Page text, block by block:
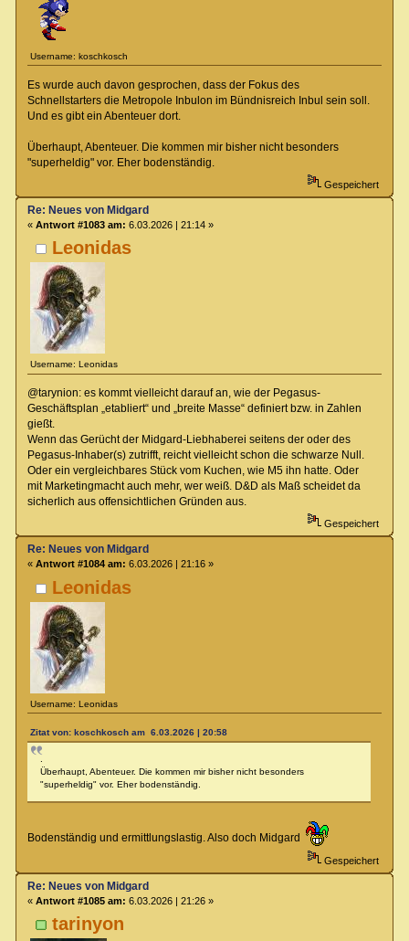
Username: koschkosch
Es wurde auch davon gesprochen, dass der Fokus des
Schnellstarters die Metropole Inbulon im Bündnisreich Inbul sein soll.
Und es gibt ein Abenteuer dort.
Überhaupt, Abenteuer. Die kommen mir bisher nicht besonders
"superheldig" vor. Eher bodenständig.
Gespeichert
Leonidas
Username: Leonidas
Re: Neues von Midgard
« Antwort #1083 am: 6.03.2026 | 21:14 »
@tarynion: es kommt vielleicht darauf an, wie der Pegasus-
Geschäftsplan „etabliert“ und „breite Masse“ definiert bzw. in Zahlen
gießt.
Wenn das Gerücht der Midgard-Liebhaberei seitens der oder des
Pegasus-Inhaber(s) zutrifft, reicht vielleicht schon die schwarze Null.
Oder ein vergleichbares Stück vom Kuchen, wie M5 ihn hatte. Oder
mit Marketingmacht auch mehr, wer weiß. D&D als Maß scheidet da
sicherlich aus offensichtlichen Gründen aus.
Gespeichert
Leonidas
Username: Leonidas
Re: Neues von Midgard
« Antwort #1084 am: 6.03.2026 | 21:16 »
Zitat von: koschkosch am 6.03.2026 | 20:58
.
Überhaupt, Abenteuer. Die kommen mir bisher nicht besonders
"superheldig" vor. Eher bodenständig.
Bodenständig und ermittlungslastig. Also doch Midgard
Gespeichert
tarinyon
Re: Neues von Midgard
« Antwort #1085 am: 6.03.2026 | 21:26 »